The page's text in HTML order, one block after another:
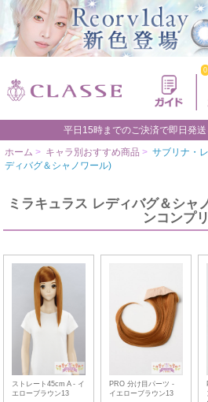
0
平日15時までのご決済で即日発
ホーム > キャラ別おすすめ商品 > サブリナ・
ディバグ＆シャノワール)
ミラキュラス レディバグ＆シャ
ンコンプリ
ストレート45cm A - イ
エローブラウン13
PRO 分け目パーツ -
イエローブラウン13